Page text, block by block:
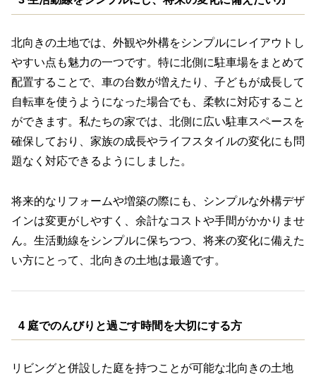
北向きの土地では、外観や外構をシンプルにレイアウトし
やすい点も魅力の一つです。特に北側に駐車場をまとめて
配置することで、車の台数が増えたり、子どもが成長して
自転車を使うようになった場合でも、柔軟に対応すること
ができます。私たちの家では、北側に広い駐車スペースを
確保しており、家族の成長やライフスタイルの変化にも問
題なく対応できるようにしました。
将来的なリフォームや増築の際にも、シンプルな外構デザ
インは変更がしやすく、余計なコストや手間がかかりませ
ん。生活動線をシンプルに保ちつつ、将来の変化に備えた
い方にとって、北向きの土地は最適です。
4 庭でのんびりと過ごす時間を大切にする方
リビングと併設した庭を持つことが可能な北向きの土地